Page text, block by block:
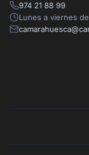
974 21 88 99
Lunes a viernes